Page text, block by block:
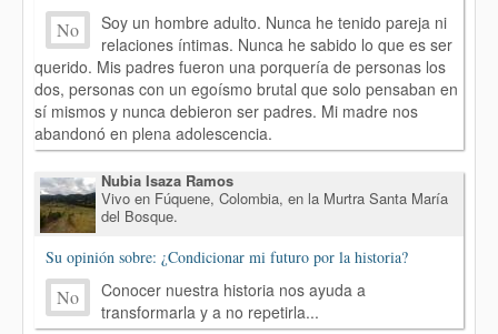
No
Soy un hombre adulto. Nunca he tenido pareja ni
relaciones íntimas. Nunca he sabido lo que es ser
querido. Mis padres fueron una porquería de personas los
dos, personas con un egoísmo brutal que solo pensaban en
sí mismos y nunca debieron ser padres. Mi madre nos
abandonó en plena adolescencia.
Nubia Isaza Ramos
Vivo en Fúquene, Colombia, en la Murtra Santa María
del Bosque.
Su opinión sobre: ¿Condicionar mi futuro por la historia?
No
Conocer nuestra historia nos ayuda a
transformarla y a no repetirla...